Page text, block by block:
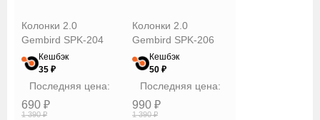
Колонки 2.0
Gembird SPK-204
Кешбэк
35 ₽
Последняя цена:
690 ₽
1 390 ₽
Колонки 2.0
Gembird SPK-206
Кешбэк
50 ₽
Последняя цена:
990 ₽
1 390 ₽